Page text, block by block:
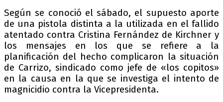
Según se conoció el sábado, el supuesto aporte
de una pistola distinta a la utilizada en el fallido
atentado contra Cristina Fernández de Kirchner y
los mensajes en los que se refiere a la
planificación del hecho complicaron la situación
de Carrizo, sindicado como jefe de «los copitos»
en la causa en la que se investiga el intento de
magnicidio contra la Vicepresidenta.